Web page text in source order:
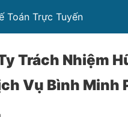
Toán Trực Tuyến
Trách Nhiệm
Vụ Bình Minh